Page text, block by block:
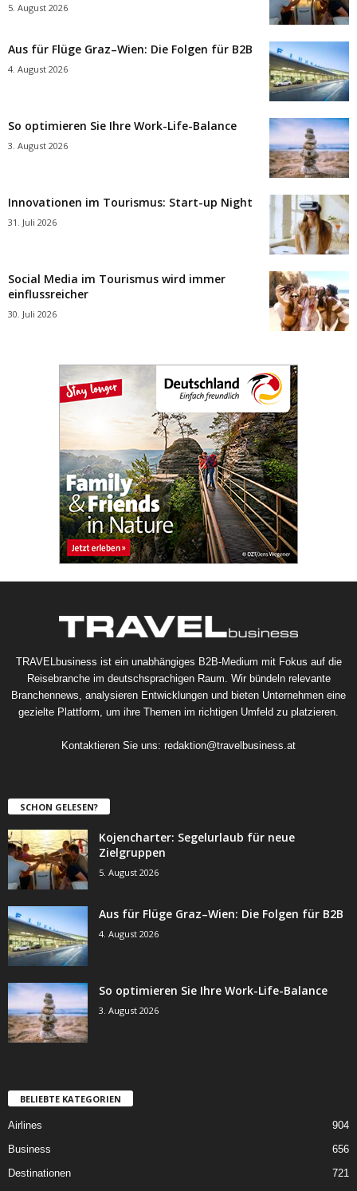
5. August 2026
Aus für Flüge Graz–Wien: Die Folgen für B2B
4. August 2026
So optimieren Sie Ihre Work-Life-Balance
3. August 2026
Innovationen im Tourismus: Start-up Night
31. Juli 2026
Social Media im Tourismus wird immer
einflussreicher
30. Juli 2026
TRAVELbusiness ist ein unabhängiges B2B-Medium mit Fokus auf die
Reisebranche im deutschsprachigen Raum. Wir bündeln relevante
Branchennews, analysieren Entwicklungen und bieten Unternehmen eine
gezielte Plattform, um ihre Themen im richtigen Umfeld zu platzieren.
Kontaktieren Sie uns: redaktion@travelbusiness.at
SCHON GELESEN?
Kojencharter: Segelurlaub für neue
Zielgruppen
5. August 2026
Aus für Flüge Graz–Wien: Die Folgen für B2B
4. August 2026
So optimieren Sie Ihre Work-Life-Balance
3. August 2026
BELIEBTE KATEGORIEN
Airlines
904
Business
656
Destinationen
721